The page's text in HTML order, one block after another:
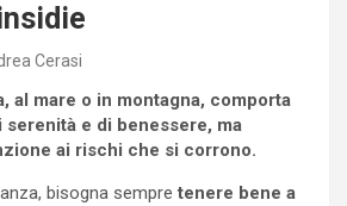
Cerasi
al mare o in montagna, comporta
serenità e di benessere, ma
ai rischi che si corrono.
bisogna sempretenere bene a